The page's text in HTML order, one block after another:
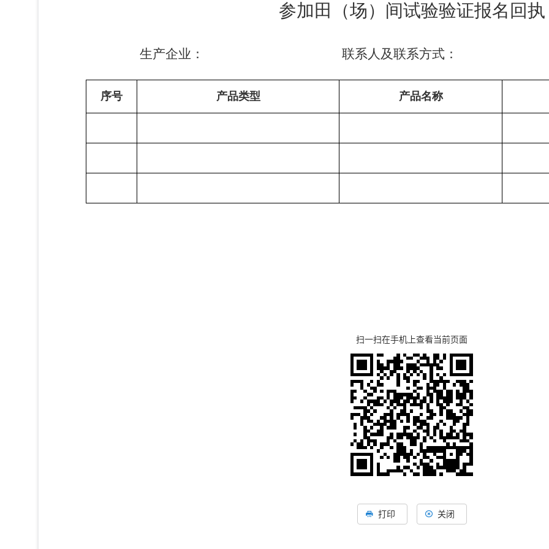
参加田（场）间试验验证报名回执
生产企业： 联系人及联系方式：
序号 产品类型 产品名称
扫一扫在手机上查看当前页面
打印 关闭